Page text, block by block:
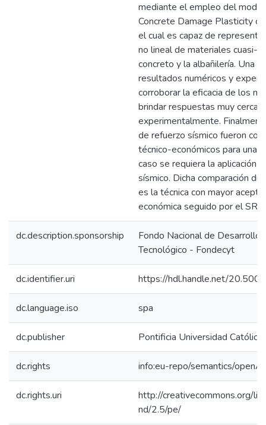
mediante el empleo del
Concrete Damage Plasticity
el cual es capaz de
no lineal de materiales cuasi-
concreto y la albañilería. Una
resultados numéricos y
corroborar la eficacia de los
brindar respuestas muy
experimentalmente.
de refuerzo sísmico fueron
técnico-económicos para una
caso se requiera la aplicación
sísmico. Dicha comparación
es la técnica con mayor
económica seguido por el SRG.
dc.description.sponsorship
Fondo Nacional de Desarrollo
Tecnológico - Fondecyt
dc.identifier.uri https://hdl.handle.net/
dc.language.iso spa
dc.publisher Pontificia Universidad Católica
dc.rights info:eu-repo/semantics/
dc.rights.uri
http://creativecommons.org/
nd/2.5/pe/